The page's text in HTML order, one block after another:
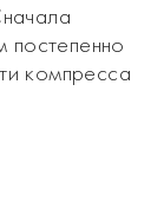
постепенно
компресса